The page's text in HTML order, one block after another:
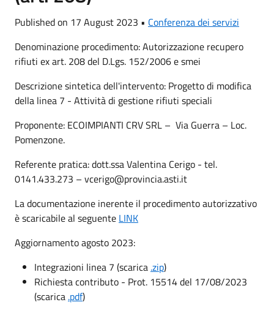
Published on 17 August 2023 • Conferenza dei servizi
Denominazione procedimento: Autorizzazione recupero
rifiuti ex art. 208 del D.Lgs. 152/2006 e smei
Descrizione sintetica dell'intervento: Progetto di modifica
della linea 7 - Attività di gestione rifiuti speciali
Proponente: ECOIMPIANTI CRV SRL – Via Guerra – Loc.
Pomenzone.
Referente pratica: dott.ssa Valentina Cerigo - tel.
0141.433.273 – vcerigo@provincia.asti.it
La documentazione inerente il procedimento autorizzativo
è scaricabile al seguente LINK
Aggiornamento agosto 2023:
Integrazioni linea 7 (scarica .zip)
Richiesta contributo - Prot. 15514 del 17/08/2023
(scarica .pdf)